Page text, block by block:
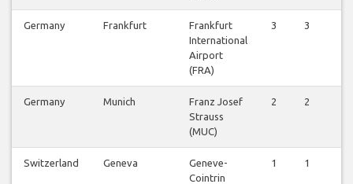
Germany Frankfurt
Frankfurt
International
Airport
(FRA)
3 3
Germany Munich
Franz Josef
Strauss
(MUC)
2 2
Switzerland Geneva
Geneve-
Cointrin
1 1